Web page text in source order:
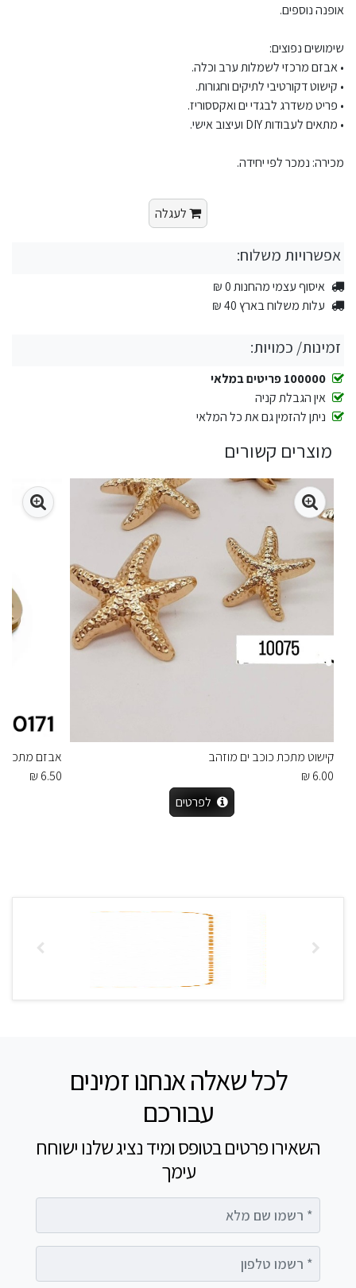
אופנה נוספים.
שימושים נפוצים:
• אבזם מרכזי לשמלות ערב וכלה.
• קישוט דקורטיבי לתיקים וחגורות.
• פריט משדרג לבגדי ים ואקססוריז.
• מתאים לעבודות DIY ועיצוב אישי.
מכירה: נמכר לפי יחידה.
לעגלה
אפשרויות משלוח:
איסוף עצמי מהחנות 0 ₪
עלות משלוח בארץ 40 ₪
זמינות/ כמויות:
100000 פריטים במלאי
אין הגבלת קניה
ניתן להזמין גם את כל המלאי
מוצרים קשורים
קישוט מתכת כוכב ים מוזהב
6.00 ₪
לפרטים
אבזם מתכת
6.50 ₪
לכל שאלה אנחנו זמינים
עבורכם
השאירו פרטים בטופס ומיד נציג שלנו ישוחח
עימך